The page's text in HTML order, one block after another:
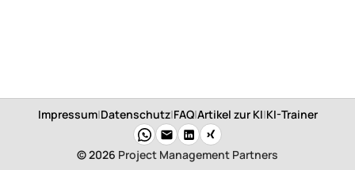
Impressum|Datenschutz|FAQ|Artikel zur KI|KI-Trainer
© 2026 Project Management Partners